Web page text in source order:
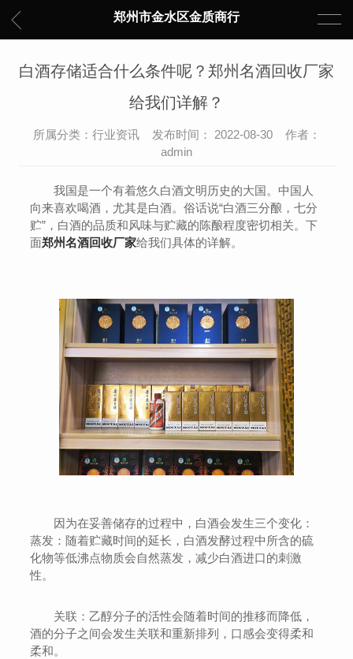
郑州市金水区金质商行
白酒存储适合什么条件呢？郑州名酒回收厂家
给我们详解？
所属分类：行业资讯 发布时间： 2022-08-30 作者：
admin
我国是一个有着悠久白酒文明历史的大国。中国人
向来喜欢喝酒，尤其是白酒。俗话说“白酒三分酿，七分
贮”，白酒的品质和风味与贮藏的陈酿程度密切相关。下
面郑州名酒回收厂家给我们具体的详解。
因为在妥善储存的过程中，白酒会发生三个变化：
蒸发：随着贮藏时间的延长，白酒发酵过程中所含的硫
化物等低沸点物质会自然蒸发，减少白酒进口的刺激
性。
关联：乙醇分子的活性会随着时间的推移而降低，
酒的分子之间会发生关联和重新排列，口感会变得柔和
柔和。